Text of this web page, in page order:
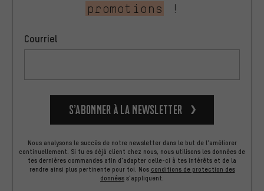
promotions
!
Courriel
S’abonner à la newsletter
Nous analysons le succès de notre newsletter dans le but de l'améliorer
continuellement. Si tu es déjà client chez nous, nous utilisons les données de
tes dernières commandes afin d'adapter celle-ci à tes intérêts et de la
rendre ainsi plus pertinente pour toi. Nos conditions de protection des
données s'appliquent.